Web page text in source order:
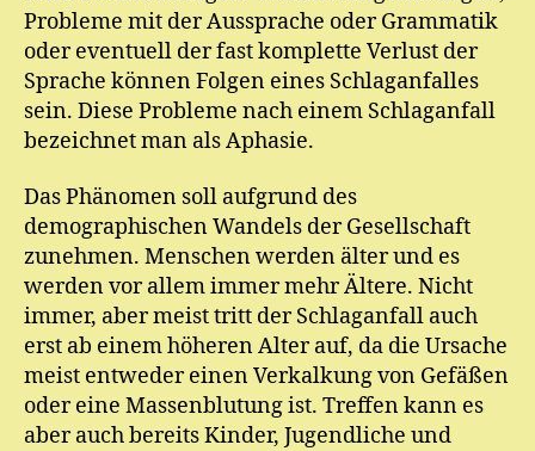
Probleme mit der Aussprache oder Grammatik
oder eventuell der fast komplette Verlust der
Sprache können Folgen eines Schlaganfalles
sein. Diese Probleme nach einem Schlaganfall
bezeichnet man als Aphasie.
Das Phänomen soll aufgrund des
demographischen Wandels der Gesellschaft
zunehmen. Menschen werden älter und es
werden vor allem immer mehr Ältere. Nicht
immer, aber meist tritt der Schlaganfall auch
erst ab einem höheren Alter auf, da die Ursache
meist entweder einen Verkalkung von Gefäßen
oder eine Massenblutung ist. Treffen kann es
aber auch bereits Kinder, Jugendliche und